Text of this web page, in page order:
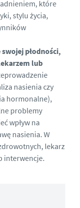
które
stylu życia,
płodności,
lub
nasienia czy
hormonalne),
problemy
wpływ na
nasienia. W
lekarz
interwencje.